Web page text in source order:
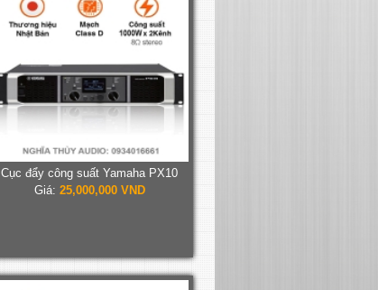
Cục đẩy công suất Yamaha PX10
Giá: 25,000,000 VND